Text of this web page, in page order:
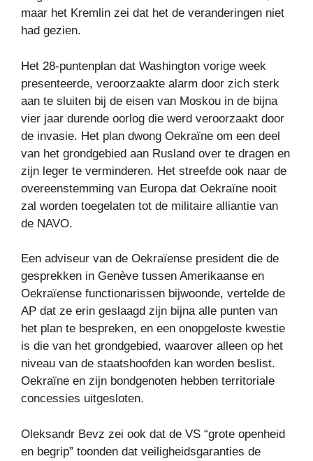
maar het Kremlin zei dat het de veranderingen niet
had gezien.
Het 28-puntenplan dat Washington vorige week
presenteerde, veroorzaakte alarm door zich sterk
aan te sluiten bij de eisen van Moskou in de bijna
vier jaar durende oorlog die werd veroorzaakt door
de invasie. Het plan dwong Oekraïne om een ​​deel
van het grondgebied aan Rusland over te dragen en
zijn leger te verminderen. Het streefde ook naar de
overeenstemming van Europa dat Oekraïne nooit
zal worden toegelaten tot de militaire alliantie van
de NAVO.
Een adviseur van de Oekraïense president die de
gesprekken in Genève tussen Amerikaanse en
Oekraïense functionarissen bijwoonde, vertelde de
AP dat ze erin geslaagd zijn bijna alle punten van
het plan te bespreken, en een onopgeloste kwestie
is die van het grondgebied, waarover alleen op het
niveau van de staatshoofden kan worden beslist.
Oekraïne en zijn bondgenoten hebben territoriale
concessies uitgesloten.
Oleksandr Bevz zei ook dat de VS “grote openheid
en begrip” toonden dat veiligheidsgaranties de